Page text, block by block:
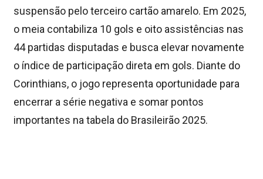
suspensão pelo terceiro cartão amarelo. Em 2025,
o meia contabiliza 10 gols e oito assistências nas
44 partidas disputadas e busca elevar novamente
o índice de participação direta em gols. Diante do
Corinthians, o jogo representa oportunidade para
encerrar a série negativa e somar pontos
importantes na tabela do Brasileirão 2025.